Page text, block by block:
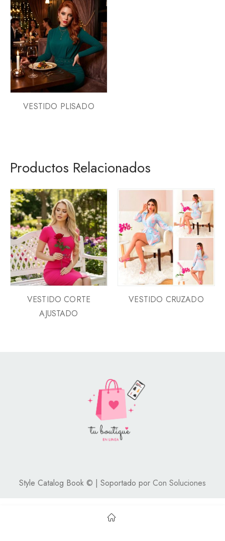
VESTIDO PLISADO
Productos Relacionados
VESTIDO CORTE
AJUSTADO
VESTIDO CRUZADO
Style Catalog Book © | Soportado por Con Soluciones